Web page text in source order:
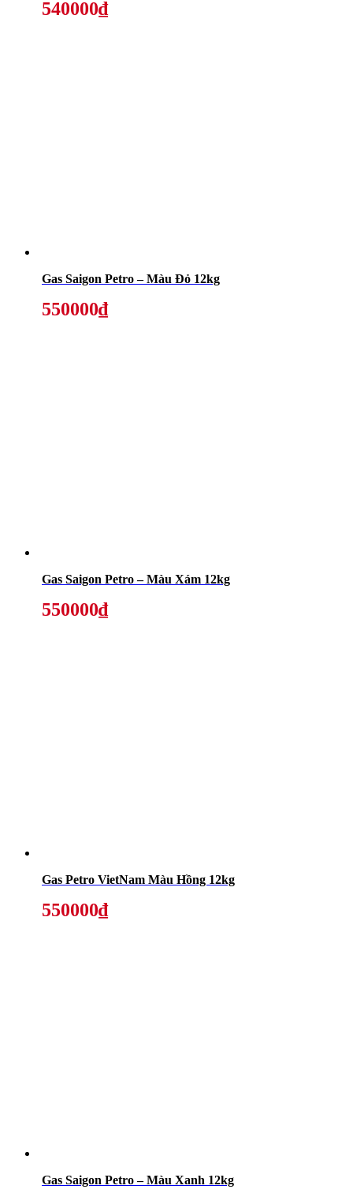
540000₫
Gas Saigon Petro – Màu Đỏ 12kg
550000₫
Gas Saigon Petro – Màu Xám 12kg
550000₫
Gas Petro VietNam Màu Hồng 12kg
550000₫
Gas Saigon Petro – Màu Xanh 12kg